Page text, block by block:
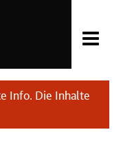
Info. Die Inhalte